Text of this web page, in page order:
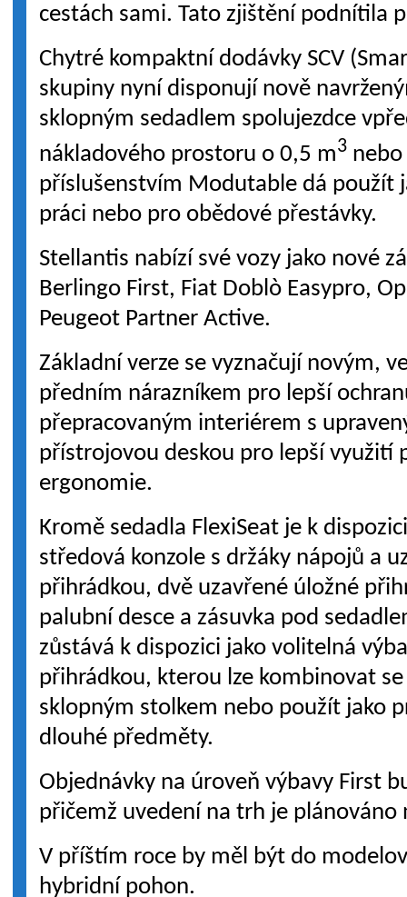
cestách sami. Tato zjištění podnítila
Chytré kompaktní dodávky SCV
skupiny nyní disponují nově
sklopným sedadlem spolujezdce
nákladového prostoru o 0,5 m3
příslušenstvím Modutable dá použít
práci nebo pro obědové přestávky.
Stellantis nabízí své vozy jako nové
Berlingo First, Fiat Doblò Easypro,
Peugeot Partner Active.
Základní verze se vyznačují novým,
předním nárazníkem pro lepší
přepracovaným interiérem s
přístrojovou deskou pro lepší využití
ergonomie.
Kromě sedadla FlexiSeat je k
středová konzole s držáky nápojů a
přihrádkou, dvě uzavřené úložné
palubní desce a zásuvka pod
zůstává k dispozici jako volitelná
přihrádkou, kterou lze kombinovat
sklopným stolkem nebo použít jako
dlouhé předměty.
Objednávky na úroveň výbavy First
přičemž uvedení na trh je plánováno
V příštím roce by měl být do
hybridní pohon.